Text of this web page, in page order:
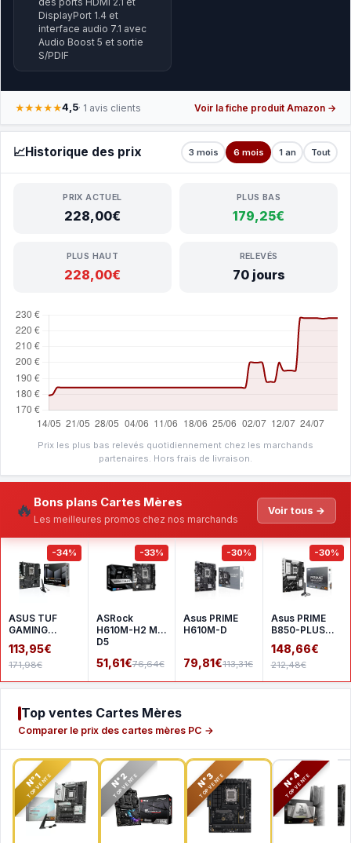
DisplayPort 1.4 et
interface audio 7.1 avec
Audio Boost 5 et sortie
S/PDIF
★★★★★4,5· 1 avis clients Voir la fiche produit Amazon →
📈Historique des prix 3 mois 6 mois 1 an Tout
PRIX ACTUEL
228,00€
PLUS BAS
179,25€
PLUS HAUT
228,00€
RELEVÉS
70 jours
Prix les plus bas relevés quotidiennement chez les marchands
partenaires. Hors frais de livraison.
🔥 Bons plans Cartes Mères
Les meilleures promos chez nos marchands
Voir tous →
-34%
ASUS TUF
GAMING
A620AM-
PLUS WIFI
113,95€
171,98€
-33%
ASRock
H610M-H2 M.2
D5
51,61€76,64€
-30%
Asus PRIME
H610M-D
79,81€113,31€
-30%
Asus PRIME
B850-PLUS
WIFI
148,66€
212,48€
Top ventes Cartes Mères
Comparer le prix des cartes mères PC →
N°1
TOP VENTE N°2
TOP VENTE N°3
TOP VENTE N°4
TOP VENTE